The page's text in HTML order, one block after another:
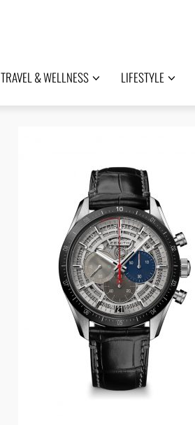
TRAVEL & WELLNESS LIFESTYLE